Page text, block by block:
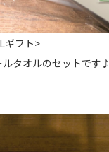
ギフト>
タオルのセットです♪